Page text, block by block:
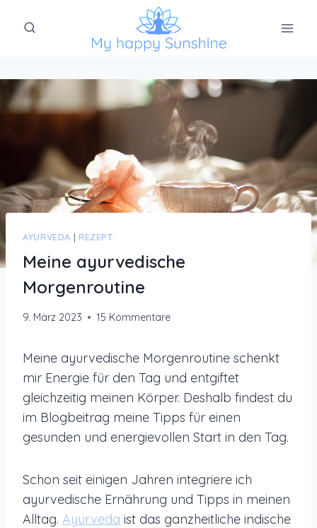
Inhalt
AYURVEDA | REZEPT
Meine ayurvedische
Morgenroutine
9. März 2023 15 Kommentare
Meine ayurvedische Morgenroutine schenkt
mir Energie für den Tag und entgiftet
gleichzeitig meinen Körper. Deshalb findest du
im Blogbeitrag meine Tipps für einen
gesunden und energievollen Start in den Tag.
Schon seit einigen Jahren integriere ich
ayurvedische Ernährung und Tipps in meinen
Alltag. Ayurveda ist das ganzheitliche indische